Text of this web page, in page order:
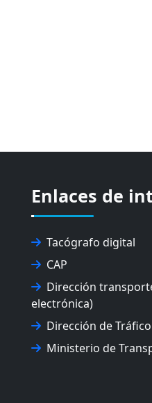
Enlaces de
Tacógrafo digital
CAP
Dirección
electrónica)
Dirección de
Ministerio de